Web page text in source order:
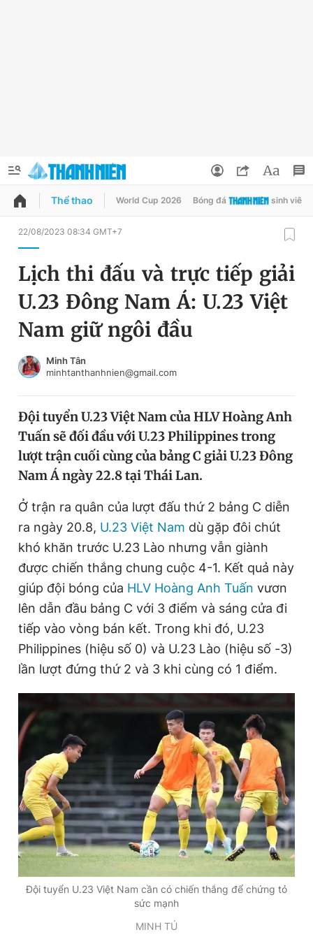
QUẢNG CÁO ĐẶT BÁO
Chuyên mục
Chuyên mục khác
Chào ngày mới
Video Magazine
Sản phẩm khác
Tiện ích Bạn cần biết
Thông tin tòa soạn Liên hệ quảng cáo
Đọc Thanh Niên trên điện thoại
Theo dõi báo trên
Hotline
0906 645 777
Liên hệ quảng cáo
0908 780 404
Đặt báo Quảng cáo RSS Tòa soạn Chính sách bảo
Tổng biên tập: Nguyễn Ngọc Toàn
Phó tổng biên tập thường trực: Hải Thành
Phó tổng biên tập: Lâm Hiếu Dũng
Tổng thư ký tòa soạn: Đức Trung
Đổi mật khẩu
Tin đã lưu
Tin đã xem
Thể thao World Cup 2026 Bóng đá sinh viên
22/08/2023 08:34 GMT+7
Lịch thi đấu và trực tiếp giải
U.23 Đông Nam Á: U.23 Việt
Nam giữ ngôi đầu
Minh Tân
minhtanthanhnien@gmail.com
Đội tuyển U.23 Việt Nam của HLV Hoàng Anh
Tuấn sẽ đối đầu với U.23 Philippines trong
lượt trận cuối cùng của bảng C giải U.23 Đông
Nam Á ngày 22.8 tại Thái Lan.
Ở trận ra quân của lượt đấu thứ 2 bảng C diễn
ra ngày 20.8, U.23 Việt Nam dù gặp đôi chút
khó khăn trước U.23 Lào nhưng vẫn giành
được chiến thắng chung cuộc 4-1. Kết quả này
giúp đội bóng của HLV Hoàng Anh Tuấn vươn
lên dẫn đầu bảng C với 3 điểm và sáng cửa đi
tiếp vào vòng bán kết. Trong khi đó, U.23
Philippines (hiệu số 0) và U.23 Lào (hiệu số -3)
lần lượt đứng thứ 2 và 3 khi cùng có 1 điểm.
Đội tuyển U.23 Việt Nam cần có chiến thắng để chứng tỏ
sức mạnh
MINH TÚ